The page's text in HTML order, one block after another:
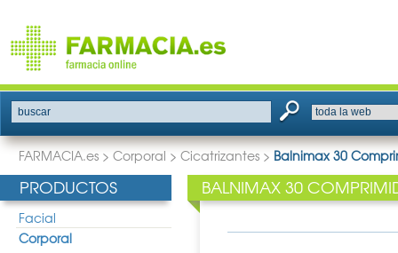
buscar
FARMACIA.es > Corporal > Cicatrizantes > Balnimax 30
PRODUCTOS
Facial
Corporal
BALNIMAX 30